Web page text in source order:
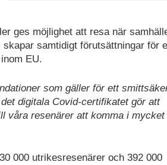
ges möjlighet att resa när
samtidigt förutsättningar för
EU.
som gäller för ett
digitala Covid-certifikatet gör att
våra resenärer att komma i mycket
000 utrikesresenärer och 392 000